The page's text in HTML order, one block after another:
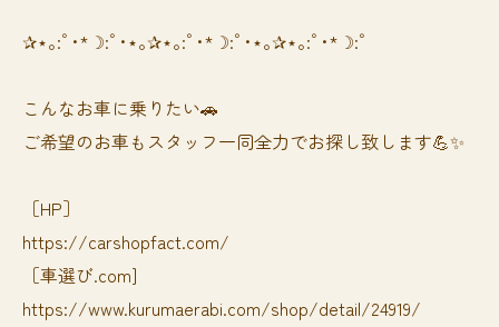
✰⋆｡:ﾟ･*☽:ﾟ･⋆｡✰⋆｡:ﾟ･*☽:ﾟ･⋆｡✰⋆｡:ﾟ･*☽:ﾟ
⁡⁡⁡こんなお車に乗りたい🚗
ご希望のお車もスタッフ一同全力でお探し致します💪✨
［HP］
https://carshopfact.com/
［車選び.com]
https://www.kurumaerabi.com/shop/detail/24919/